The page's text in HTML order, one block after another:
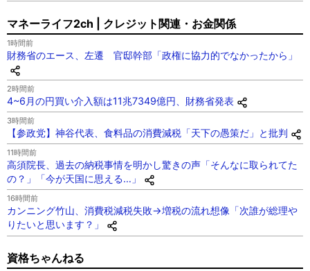
マネーライフ2ch | クレジット関連・お金関係
1時間前
財務省のエース、左遷 官邸幹部「政権に協力的でなかったから」
2時間前
4~6月の円買い介入額は11兆7349億円、財務省発表
3時間前
【参政党】神谷代表、食料品の消費減税「天下の愚策だ」と批判
11時間前
高須院長、過去の納税事情を明かし驚きの声「そんなに取られてた
の？」「今が天国に思える…」
16時間前
カンニング竹山、消費税減税失敗→増税の流れ想像「次誰が総理や
りたいと思います？」
資格ちゃんねる